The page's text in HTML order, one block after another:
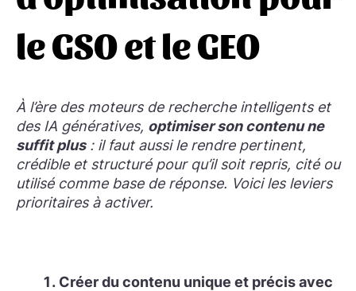
le GSO et le GEO
À l’ère des moteurs de recherche intelligents et
des IA génératives, optimiser son contenu ne
suffit plus: il faut aussi le rendre pertinent,
crédible et structuré pour qu’il soit repris, cité ou
utilisé comme base de réponse. Voici les leviers
prioritaires à activer.
Créer du contenu unique et précis avec